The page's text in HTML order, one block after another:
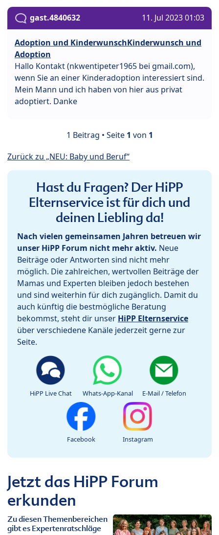
gast.4840632 11. Jul 2023 01:03
Adoption und KinderwunschKinderwunsch und
Adoption
Hallo Kontakt (nkwentipeter1965 bei gmail.com),
wenn Sie an einer Kinderadoption interessiert sind.
Mein Mann und ich haben von hier aus privat
adoptiert. Danke
1 Beitrag • Seite 1 von 1
Zurück zu „NEU: Baby und Beruf“
Hast du Fragen? Der HiPP
Elternservice ist für dich und
deinen Liebling da!
Nach vielen gemeinsamen Jahren betreuen wir
unser HiPP Forum nicht mehr aktiv. Neue
Beiträge oder Antworten sind nicht mehr
möglich. Die zahlreichen, wertvollen Beiträge der
Mamas und Experten bleiben jedoch bestehen
und sind weiterhin für dich zugänglich. Damit du
auch künftig die bestmögliche Beratung
bekommst, steht dir unser HiPP Elternservice
über verschiedene Kanäle jederzeit gerne zur
Seite.
HiPP Live Chat Whats-App-Kanal E-Mail / Telefon
Facebook Instagram
Jetzt das HiPP Forum
erkunden
Zu diesen Themenbereichen
gibt es Expertenratschläge